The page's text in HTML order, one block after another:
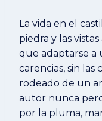
La vida en el
piedra y las
que adaptarse a
carencias, sin
rodeado de un
autor nunca
por la pluma,